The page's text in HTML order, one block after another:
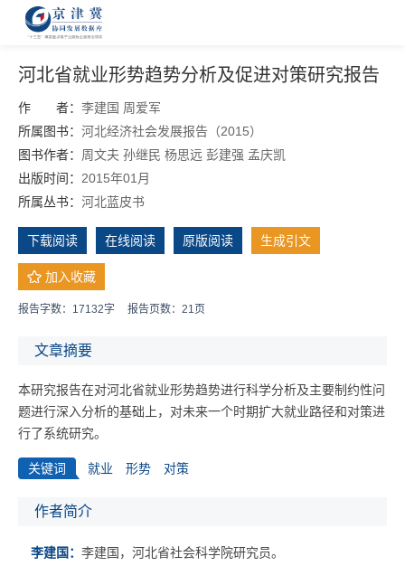
河北省就业形势趋势分析及促进对策研究报告
作 者： 李建国 周爱军
所属图书： 河北经济社会发展报告（2015）
图书作者： 周文夫 孙继民 杨思远 彭建强 孟庆凯
出版时间： 2015年01月
所属丛书： 河北蓝皮书
下载阅读 在线阅读 原版阅读 生成引文
加入收藏
报告字数：17132字 报告页数：21页
文章摘要
本研究报告在对河北省就业形势趋势进行科学分析及主要制约性问
题进行深入分析的基础上，对未来一个时期扩大就业路径和对策进
行了系统研究。
关键词 就业 形势 对策
作者简介
李建国： 李建国，河北省社会科学院研究员。